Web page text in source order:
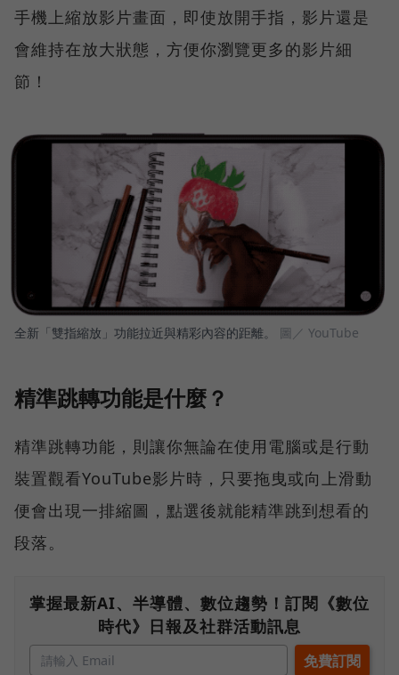
手機上縮放影片畫面，即使放開手指，影片還是
會維持在放大狀態，方便你瀏覽更多的影片細
節！
全新「雙指縮放」功能拉近與精彩內容的距離。 圖／ YouTube
精準跳轉功能是什麼？
精準跳轉功能，則讓你無論在使用電腦或是行動
裝置觀看YouTube影片時，只要拖曳或向上滑動
便會出現一排縮圖，點選後就能精準跳到想看的
段落。
掌握最新AI、半導體、數位趨勢！訂閱《數位
時代》日報及社群活動訊息